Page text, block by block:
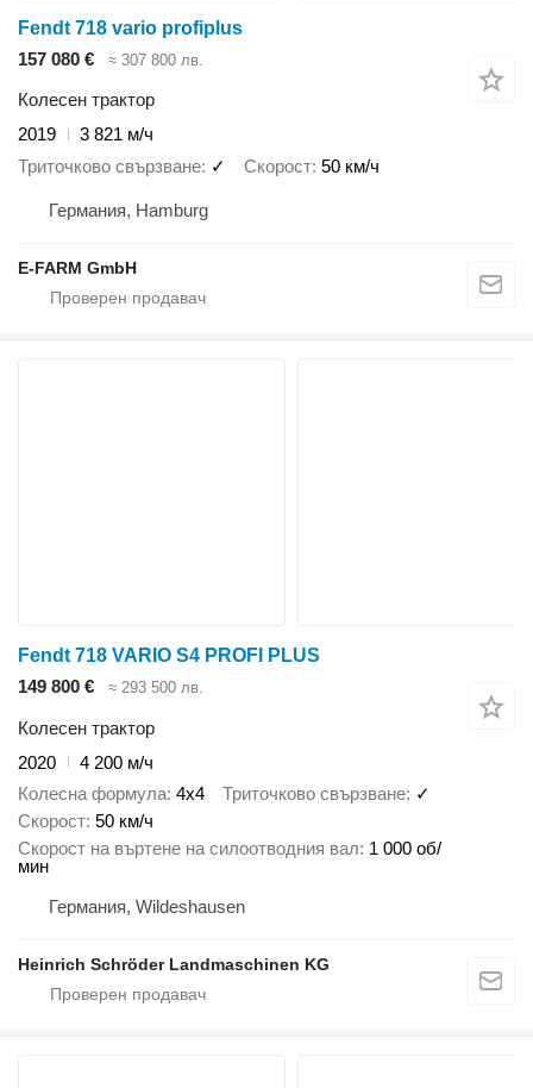
Fendt 718 vario profiplus
157 080 €
≈ 307 800 лв.
Колесен трактор
2019
3 821 м/ч
Триточково свързване ✓ Скорост 50 км/ч
Германия, Hamburg
E-FARM GmbH
Fendt 718 VARIO S4 PROFI PLUS
149 800 €
≈ 293 500 лв.
Колесен трактор
2020
4 200 м/ч
Колесна формула 4x4 Триточково свързване ✓
Скорост 50 км/ч
Скорост на въртене на силоотводния вал 1 000 об/
мин
Германия, Wildeshausen
Heinrich Schröder Landmaschinen KG